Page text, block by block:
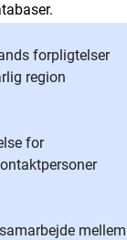
forpligtelser
region
for
mellem